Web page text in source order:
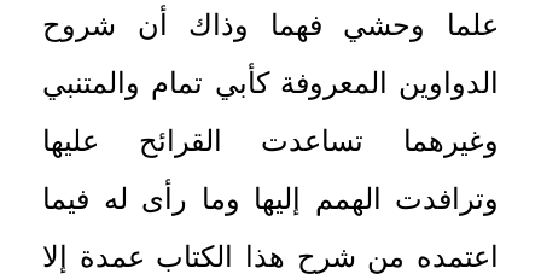
علما وحشي فهما وذاك أن شروح
الدواوين المعروفة كأبي تمام والمتنبي
وغيرهما تساعدت القرائح عليها
وترافدت الهمم إليها وما رأى له فيما
اعتمده من شرح هذا الكتاب عمدة إلا